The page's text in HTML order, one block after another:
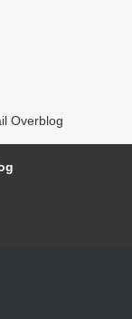
Overblog